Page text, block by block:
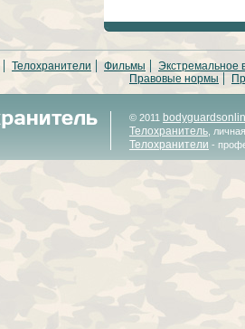
Телохранители Фильмы
Экстремальное
Правовые нормы
© 2011
Телохранитель ,
Телохранители -